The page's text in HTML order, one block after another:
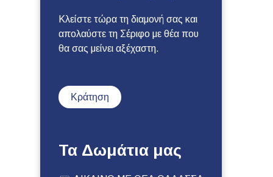
Κλείστε τώρα τη διαμονή σας και
απολαύστε τη Σέριφο με θέα που
θα σας μείνει αξέχαστη.
Κράτηση
Τα Δωμάτια μας